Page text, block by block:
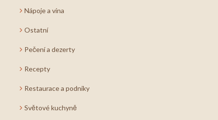
Nápoje a vína
Ostatní
Pečení a dezerty
Recepty
Restaurace a podniky
Světové kuchyně